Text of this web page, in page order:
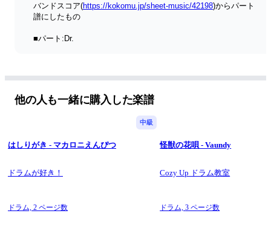
バンドスコア(https://kokomu.jp/sheet-music/42198)からパート
譜にしたもの
■パート:Dr.
※ギターTAB譜主体(=midi再生音)の動画
→https://youtu.be/bg52jCyJOG0
→ スターライトパレード Key
他の人も一緒に購入した楽譜
中級
はしりがき - マカロニえんぴつ
ドラムが好き！
ドラム, 2 ページ数
怪獣の花唄 - Vaundy
Cozy Up ドラム教室
ドラム,3 ページ数